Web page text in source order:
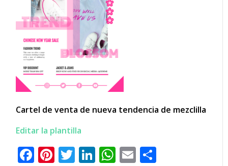
Cartel de venta de nueva tendencia de mezclilla
Editar la plantilla
Facebook
Pinterest
Twitter
LinkedIn
WhatsApp
Email